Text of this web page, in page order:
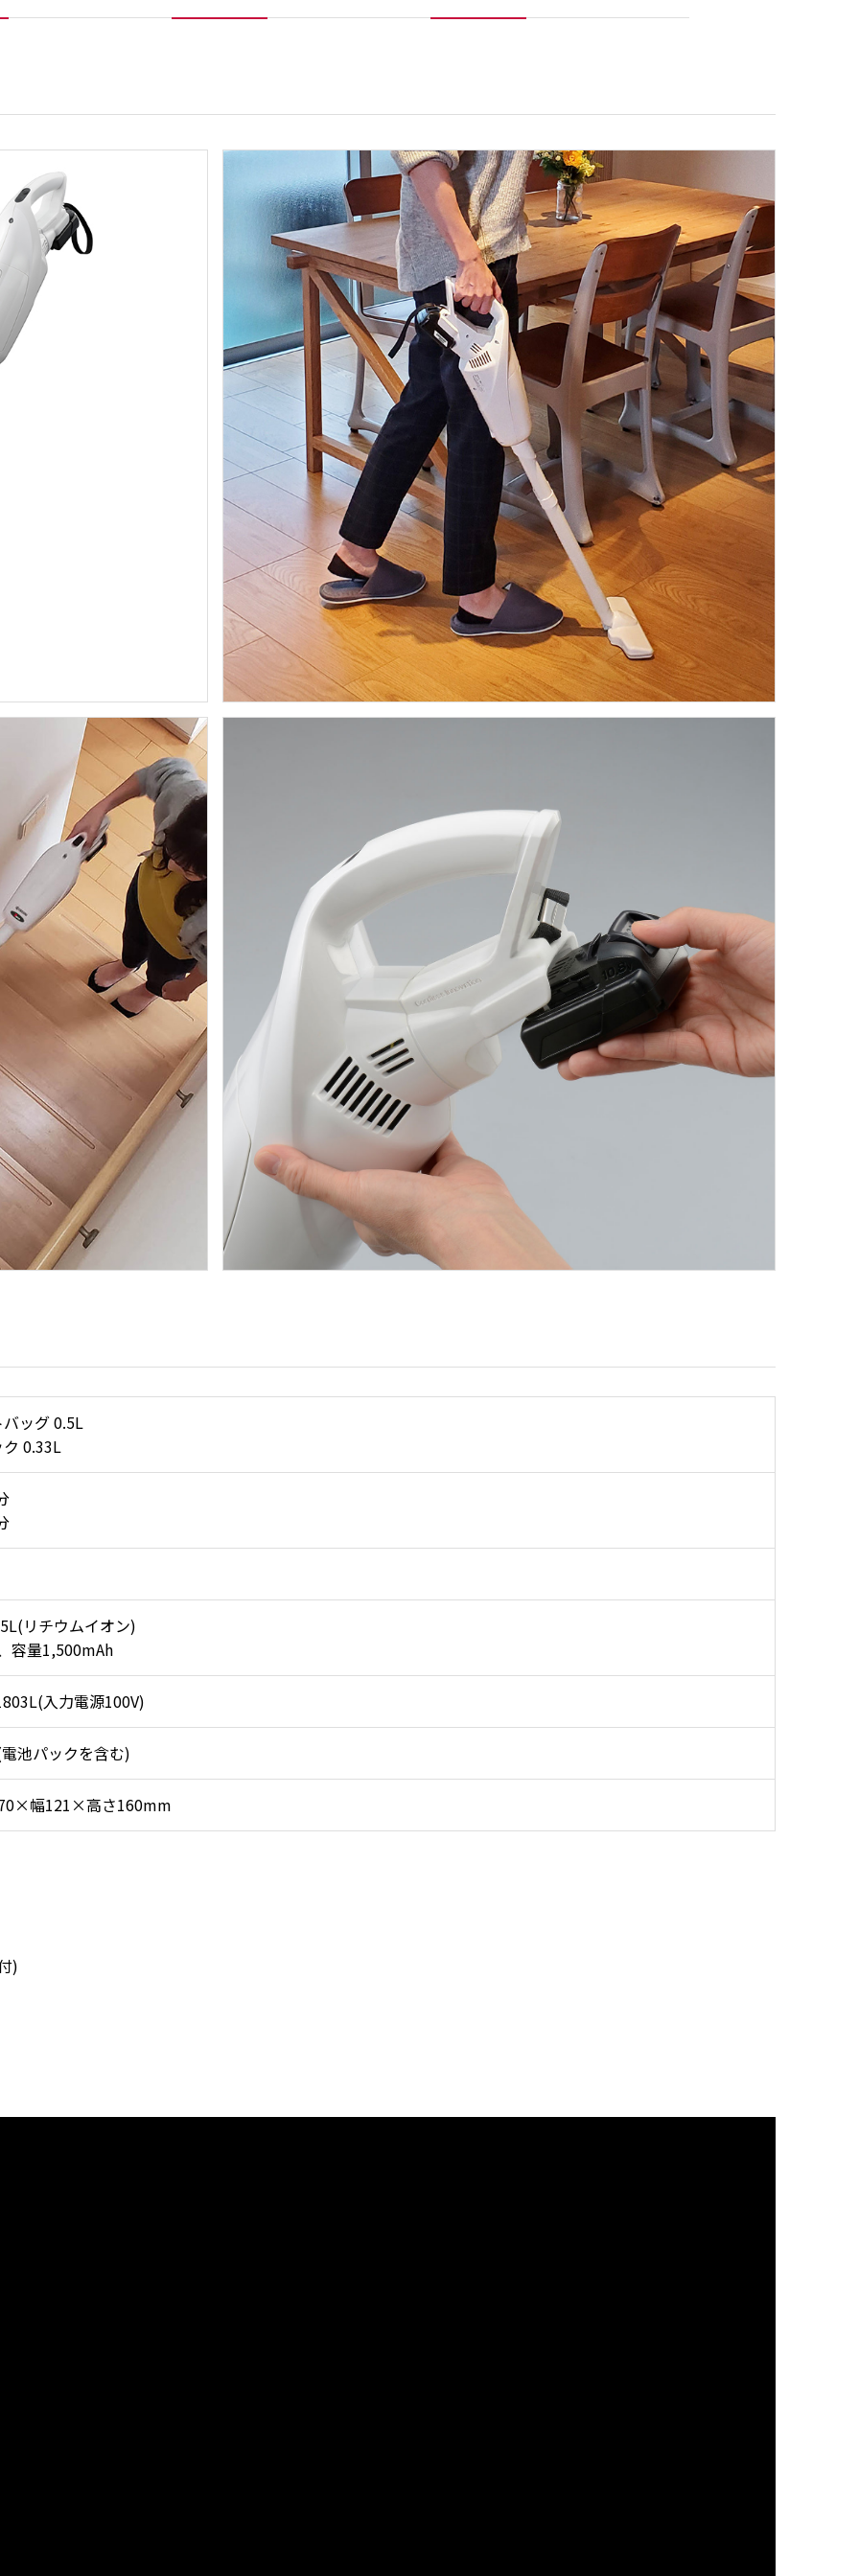
ッグ 0.5L
0.33L
リチウムイオン)
容量1,500mAh
入力電源100V)
池パックを含む)
幅121×高さ160mm
)